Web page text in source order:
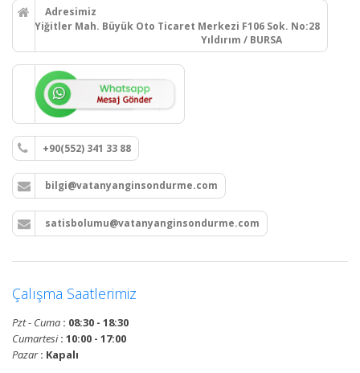
Adresimiz
Yiğitler Mah. Büyük Oto Ticaret Merkezi F106 Sok. No:28
Yıldırım / BURSA
+90(552) 341 33 88
bilgi@vatanyanginsondurme.com
satisbolumu@vatanyanginsondurme.com
Çalışma Saatlerimiz
Pzt - Cuma : 08:30 - 18:30
Cumartesi: 10:00 - 17:00
Pazar: Kapalı